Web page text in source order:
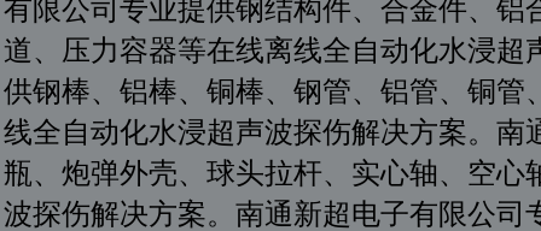
有限公司专业提供钢结构件、合金件、
道、压力容器等在线离线全自动化水浸
供钢棒、铝棒、铜棒、钢管、铝管、铜
线全自动化水浸超声波探伤解决方案。
瓶、炮弹外壳、球头拉杆、实心轴、空
波探伤解决方案。南通新超电子有限公